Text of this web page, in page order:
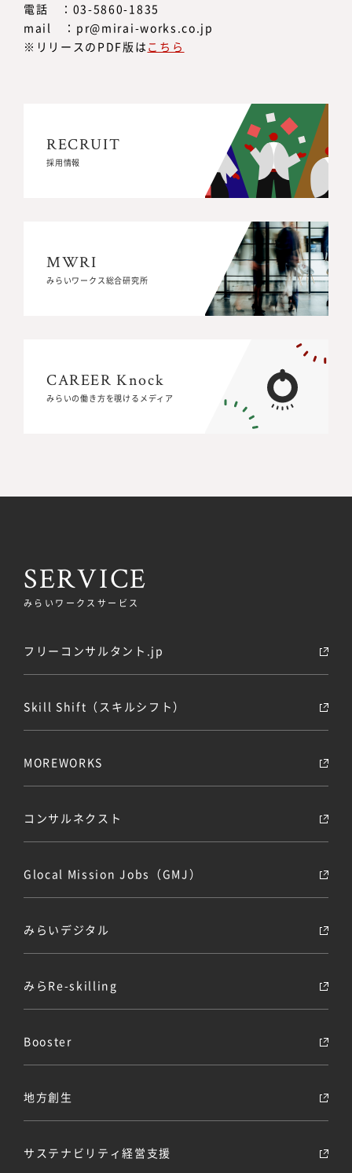
電話 ：03-5860-1835
mail ：pr@mirai-works.co.jp
※リリースのPDF版はこちら
RECRUIT
採用情報
RECRUIT
採用情報
MWRI
みらいワークス総合研究所
MWRI
みらいワークス総合研究所
CAREER Knock
みらいの働き方を覗けるメディア
CAREER Knock
みらいの働き方を覗けるメディア
SERVICE
みらいワークスサービス
フリーコンサルタント.jp
Skill Shift（スキルシフト）
MOREWORKS
コンサルネクスト
Glocal Mission Jobs（GMJ）
みらいデジタル
みらRe-skilling
Booster
地方創生
サステナビリティ経営支援